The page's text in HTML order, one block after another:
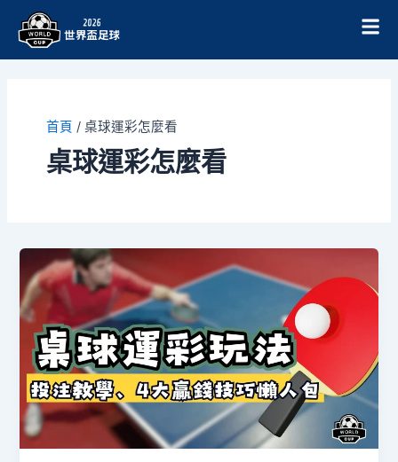
首頁 / 桌球運彩怎麼看
桌球運彩怎麼看